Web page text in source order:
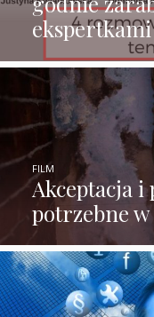
ekspertkami
Akceptacja i
potrzebne w
FILM